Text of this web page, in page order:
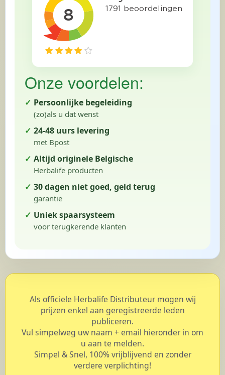
Onze voordelen:
Persoonlijke begeleiding
(zo)als u dat wenst
24-48 uurs levering
met Bpost
Altijd originele Belgische
Herbalife producten
30 dagen niet goed, geld terug
garantie
Uniek spaarsysteem
voor terugkerende klanten
Als officiele Herbalife Distributeur mogen wij
prijzen enkel aan geregistreerde leden
publiceren.
Vul simpelweg uw naam + email hieronder in om
u aan te melden.
Simpel & Snel, 100% vrijblijvend en zonder
verdere verplichting!